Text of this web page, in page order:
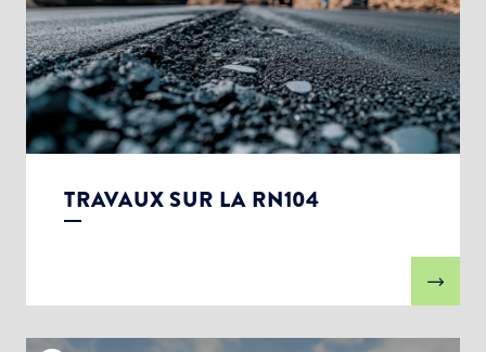
TRAVAUX SUR LA RN104